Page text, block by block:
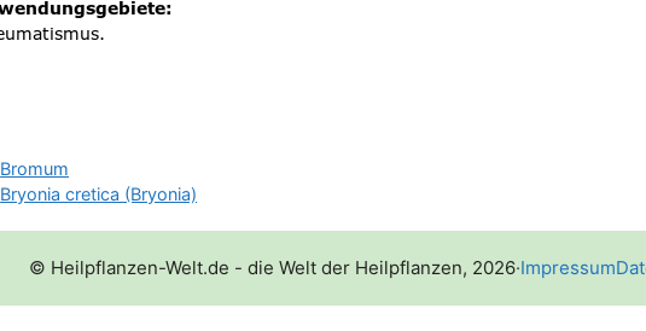
Bromum
Bryonia cretica (Bryonia)
© Heilpflanzen-Welt.de - die Welt der Heilpflanzen, 2026·Impressum